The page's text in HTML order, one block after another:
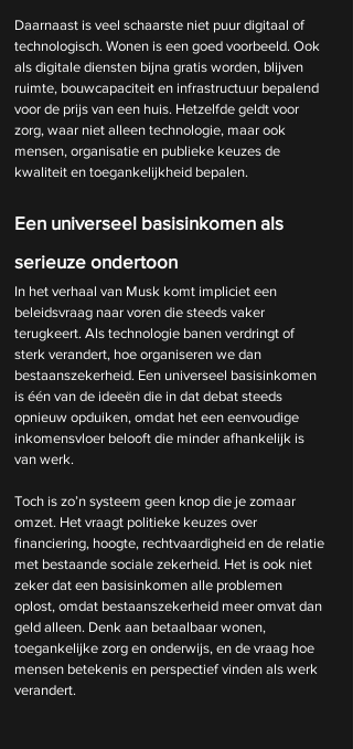
Daarnaast is veel schaarste niet puur digitaal of
technologisch. Wonen is een goed voorbeeld. Ook
als digitale diensten bijna gratis worden, blijven
ruimte, bouwcapaciteit en infrastructuur bepalend
voor de prijs van een huis. Hetzelfde geldt voor
zorg, waar niet alleen technologie, maar ook
mensen, organisatie en publieke keuzes de
kwaliteit en toegankelijkheid bepalen.
Een universeel basisinkomen als
serieuze ondertoon
In het verhaal van Musk komt impliciet een
beleidsvraag naar voren die steeds vaker
terugkeert. Als technologie banen verdringt of
sterk verandert, hoe organiseren we dan
bestaanszekerheid. Een universeel basisinkomen
is één van de ideeën die in dat debat steeds
opnieuw opduiken, omdat het een eenvoudige
inkomensvloer belooft die minder afhankelijk is
van werk.
Toch is zo’n systeem geen knop die je zomaar
omzet. Het vraagt politieke keuzes over
financiering, hoogte, rechtvaardigheid en de relatie
met bestaande sociale zekerheid. Het is ook niet
zeker dat een basisinkomen alle problemen
oplost, omdat bestaanszekerheid meer omvat dan
geld alleen. Denk aan betaalbaar wonen,
toegankelijke zorg en onderwijs, en de vraag hoe
mensen betekenis en perspectief vinden als werk
verandert.